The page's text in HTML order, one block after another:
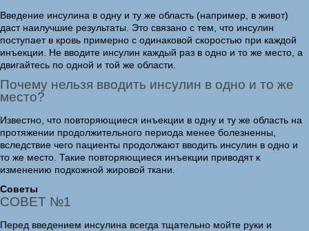
Введение инсулина в одну и ту же область (например, в живот)
даст наилучшие результаты. Это связано с тем, что инсулин
поступает в кровь примерно с одинаковой скоростью при каждой
инъекции. Не вводите инсулин каждый раз в одно и то же место, а
двигайтесь по одной и той же области.
Почему нельзя вводить инсулин в одно и то же
место?
Известно, что повторяющиеся инъекции в одну и ту же область на
протяжении продолжительного периода менее болезненны,
вследствие чего пациенты продолжают вводить инсулин в одно и
то же место. Такие повторяющиеся инъекции приводят к
изменению подкожной жировой ткани.
Советы
СОВЕТ №1
Перед введением инсулина всегда тщательно мойте руки и